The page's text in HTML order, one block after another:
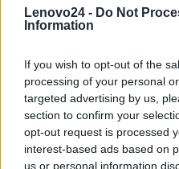
Lenovo24 - Do Not
Information
If you wish to opt-out of the
processing of your personal
targeted advertising by us,
section to confirm your
opt-out request is processed
interest-based ads based on
us or personal information
Warunki zakupu
Przedłużenie
podczas transakcji